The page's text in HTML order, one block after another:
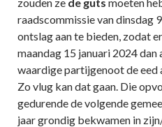
raadscommissie van dinsdag
ontslag aan te bieden, zodat
maandag 15 januari 2024
waardige partijgenoot de eed
Zo vlug kan dat gaan. Die
gedurende de volgende
jaar grondig bekwamen in